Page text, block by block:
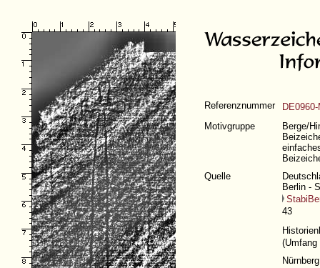
Referenznummer
Motivgruppe
Berge/
Quelle
Berlin -
43
(